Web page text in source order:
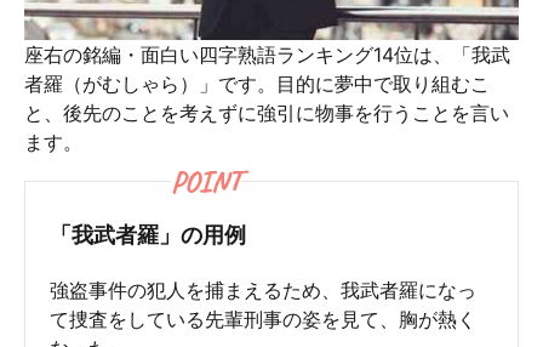
座右の銘編・面白い四字熟語ランキング14位は、「我武
者羅（がむしゃら）」です。目的に夢中で取り組むこ
と、後先のことを考えずに強引に物事を行うことを言い
ます。
POINT
「我武者羅」の用例
強盗事件の犯人を捕まえるため、我武者羅になっ
て捜査をしている先輩刑事の姿を見て、胸が熱く